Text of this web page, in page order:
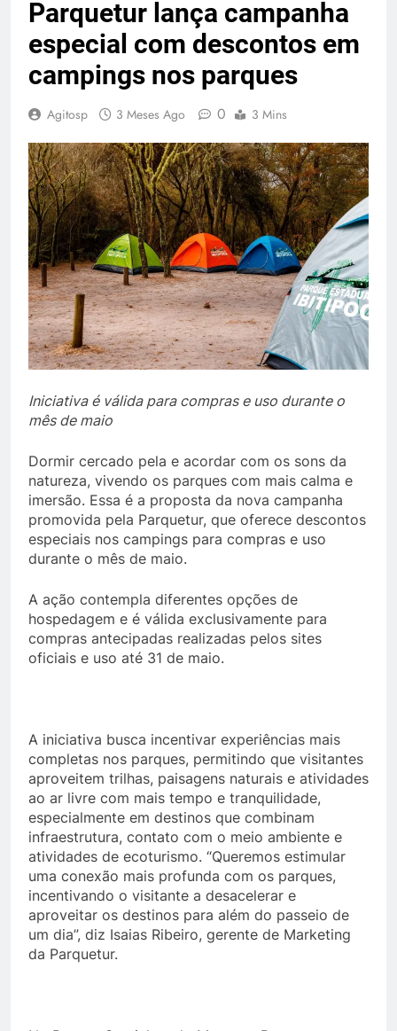
Parquetur lança campanha
especial com descontos em
campings nos parques
Agitosp 3 Meses Ago 0 3 Mins
Iniciativa é válida para compras e uso durante o
mês de maio
Dormir cercado pela e acordar com os sons da
natureza, vivendo os parques com mais calma e
imersão. Essa é a proposta da nova campanha
promovida pela Parquetur, que oferece descontos
especiais nos campings para compras e uso
durante o mês de maio.
A ação contempla diferentes opções de
hospedagem e é válida exclusivamente para
compras antecipadas realizadas pelos sites
oficiais e uso até 31 de maio.
A iniciativa busca incentivar experiências mais
completas nos parques, permitindo que visitantes
aproveitem trilhas, paisagens naturais e atividades
ao ar livre com mais tempo e tranquilidade,
especialmente em destinos que combinam
infraestrutura, contato com o meio ambiente e
atividades de ecoturismo. “Queremos estimular
uma conexão mais profunda com os parques,
incentivando o visitante a desacelerar e
aproveitar os destinos para além do passeio de
um dia”, diz Isaias Ribeiro, gerente de Marketing
da Parquetur.